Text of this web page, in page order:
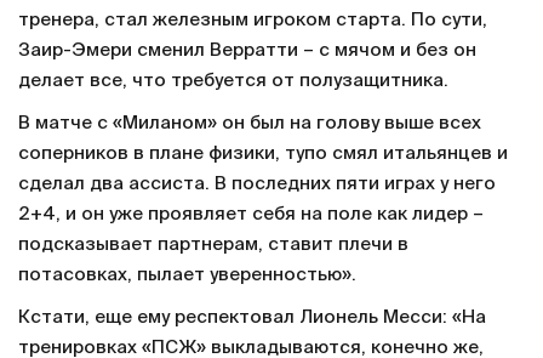
тренера, стал железным игроком старта. По сути,
Заир-Эмери сменил Верратти – с мячом и без он
делает все, что требуется от полузащитника.
В матче с «Миланом» он был на голову выше всех
соперников в плане физики, тупо смял итальянцев и
сделал два ассиста. В последних пяти играх у него
2+4, и он уже проявляет себя на поле как лидер –
подсказывает партнерам, ставит плечи в
потасовках, пылает уверенностью».
Кстати, еще ему респектовал Лионель Месси: «На
тренировках «ПСЖ» выкладываются, конечно же,